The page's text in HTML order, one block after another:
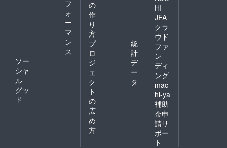
フ
ォ
ー
マ
ン
ス
ソー
シャ
ル
グッ
ド
の
作
り
方
プ
ロ
ジ
ェ
ク
ト
の
広
め
方
統
計
デ
ー
タ
HI
JFA
クラ
ウド
ファ
ン
ディ
ング
mac
hi-ya
補助
金申
請サ
ポー
ト